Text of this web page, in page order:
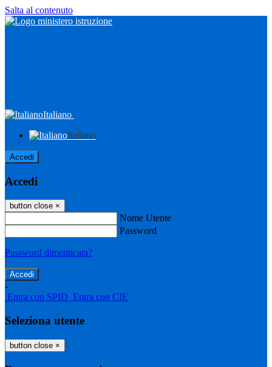
Salta al contenuto
Italiano
Italiano
Accedi
Accedi
button close ×
Nome Utente
Password
Password dimenticata?
-
Entra con SPID Entra con CIE
Seleziona utente
button close ×